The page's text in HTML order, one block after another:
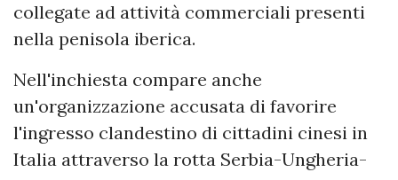
collegate ad attività commerciali presenti
nella penisola iberica.
Nell'inchiesta compare anche
un'organizzazione accusata di favorire
l'ingresso clandestino di cittadini cinesi in
Italia attraverso la rotta Serbia-Ungheria-